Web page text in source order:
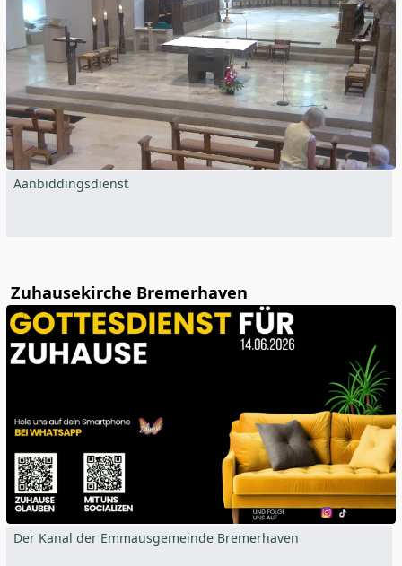
Aanbiddingsdienst
Zuhausekirche Bremerhaven
Der Kanal der Emmausgemeinde Bremerhaven